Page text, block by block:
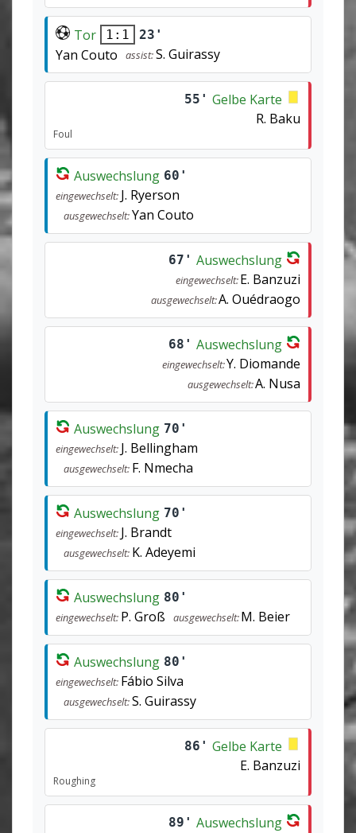
Tor 1:1 23'
Yan Couto assist:S. Guirassy
55' Gelbe Karte
R. Baku
Foul
Auswechslung 60'
eingewechselt: J. Ryerson
ausgewechselt:Yan Couto
67' Auswechslung
eingewechselt:E. Banzuzi
ausgewechselt:A. Ouédraogo
68' Auswechslung
eingewechselt:Y. Diomande
ausgewechselt:A. Nusa
Auswechslung 70'
eingewechselt: J. Bellingham
ausgewechselt: F. Nmecha
Auswechslung 70'
eingewechselt: J. Brandt
ausgewechselt: K. Adeyemi
Auswechslung 80'
eingewechselt: P. Groß ausgewechselt:M. Beier
Auswechslung 80'
eingewechselt: Fábio Silva
ausgewechselt:S. Guirassy
86' Gelbe Karte
E. Banzuzi
Roughing
89' Auswechslung